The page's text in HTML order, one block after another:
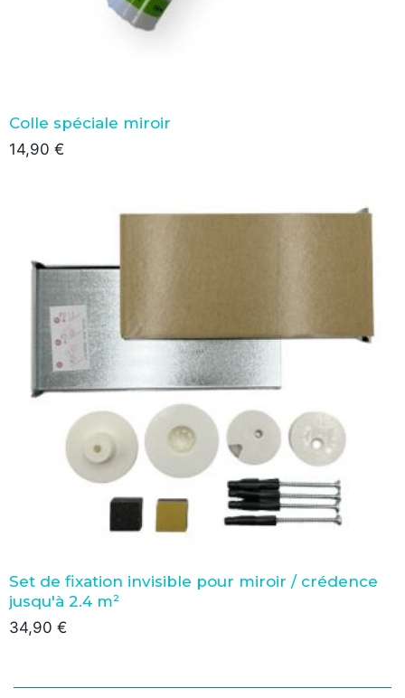
Colle spéciale miroir
14,90 €
Set de fixation invisible pour miroir / crédence
jusqu'à 2.4 m²
34,90 €